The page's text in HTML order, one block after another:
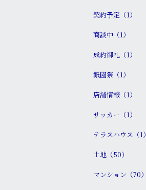
契約予定（1）
商談中（1）
成約御礼（1）
祇園祭（1）
店舗情報（1）
サッカー（1）
テラスハウス（1）
土地（50）
マンション（70）